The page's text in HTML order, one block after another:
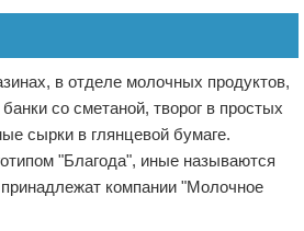
в отделе молочных продуктов,
со сметаной, творог в простых
сырки в глянцевой бумаге.
"Благода", иные называются
компании "Молочное